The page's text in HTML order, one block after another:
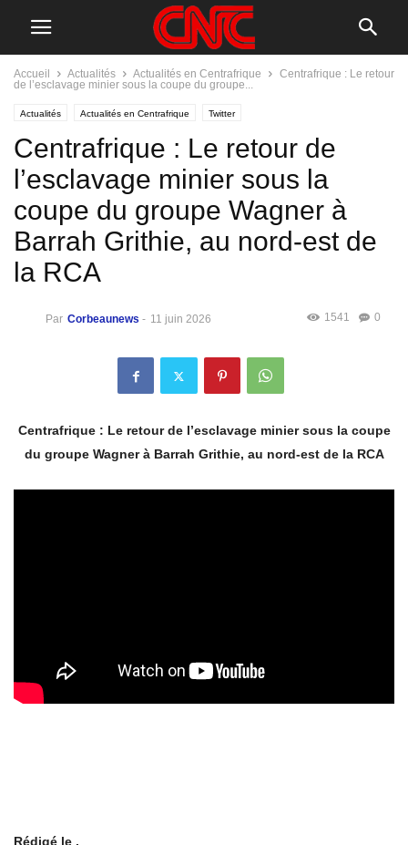
Accueil Actualités Actualités en Centrafrique
Centrafrique : Le retour
de l’esclavage minier sous la coupe du groupe...
Actualités Actualités en Centrafrique Twitter
Centrafrique : Le retour de
l’esclavage minier sous la
coupe du groupe Wagner à
Barrah Grithie, au nord-est de
la RCA
Par Corbeaunews - 11 juin 2026 0
1541
Centrafrique : Le retour de l’esclavage minier sous la coupe
du groupe Wagner à Barrah Grithie, au nord-est de la RCA
Rédigé le .